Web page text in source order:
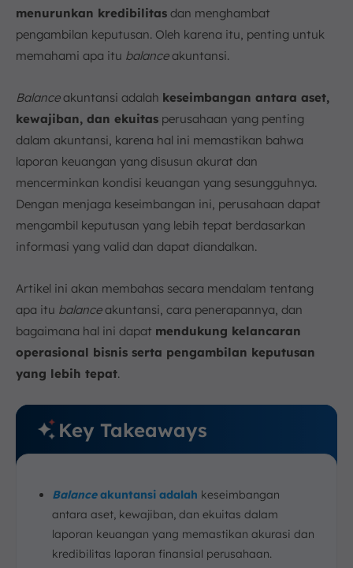
9. Memberikan Landasan untuk Pengambilan
Keputusan Bisnis
10. Deteksi Kesalahan dan Perencanaan Keuangan
Kesimpulan
FAQ:
menurunkan kredibilitas dan menghambat
pengambilan keputusan. Oleh karena itu, penting untuk
memahami apa itu balanceakuntansi.
Balanceakuntansi adalah keseimbangan antara aset,
kewajiban, dan ekuitas perusahaan yang penting
dalam akuntansi, karena hal ini memastikan bahwa
laporan keuangan yang disusun akurat dan
mencerminkan kondisi keuangan yang sesungguhnya.
Dengan menjaga keseimbangan ini, perusahaan dapat
mengambil keputusan yang lebih tepat berdasarkan
informasi yang valid dan dapat diandalkan.
Artikel ini akan membahas secara mendalam tentang
apa itu balanceakuntansi, cara penerapannya, dan
bagaimana hal ini dapat mendukung kelancaran
operasional bisnis serta pengambilan keputusan
yang lebih tepat.
Key Takeaways
Balanceakuntansi adalah keseimbangan
antara aset, kewajiban, dan ekuitas dalam
laporan keuangan yang memastikan akurasi dan
kredibilitas laporan finansial perusahaan.